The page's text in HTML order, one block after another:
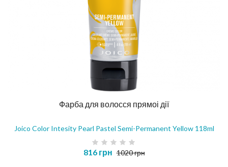
Фарба для волосся прямоі дії
Joico Color Intesity Pearl Pastel Semi-Permanent Yellow 118ml
816 грн 1020 грн